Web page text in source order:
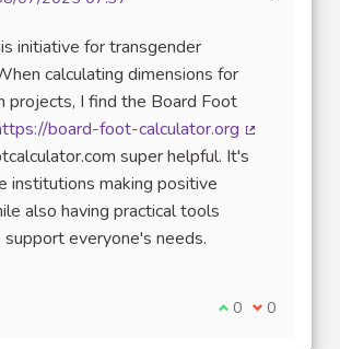
initiative for transgender
calculating dimensions for
projects, I find the Board Foot
board-foot-calculator.org
(Lien
super helpful. It's
institutions making positive
also having practical tools
everyone's needs.
Je suis d'accord
0 Je ne suis
0